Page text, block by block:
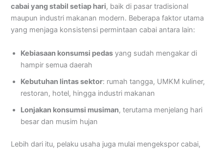
cabai yang stabil setiap hari, baik di pasar tradisional
maupun industri makanan modern. Beberapa faktor utama
yang menjaga konsistensi permintaan cabai antara lain:
Kebiasaan konsumsi pedas yang sudah mengakar di
hampir semua daerah
Kebutuhan lintas sektor: rumah tangga, UMKM kuliner,
restoran, hotel, hingga industri makanan
Lonjakan konsumsi musiman, terutama menjelang hari
besar dan musim hujan
Lebih dari itu, pelaku usaha juga mulai mengekspor cabai,